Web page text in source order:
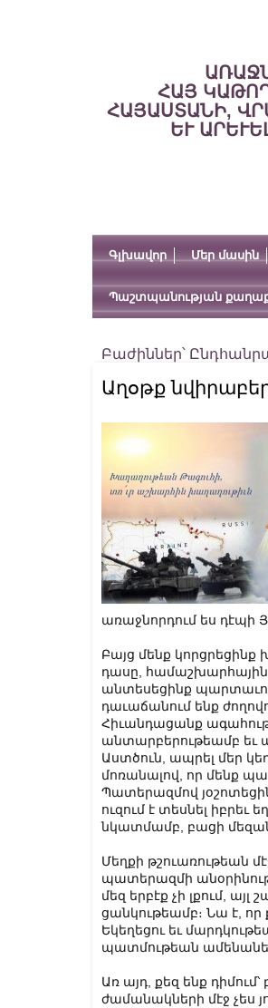
ՀԱՅ
ՀԱՅԱՍՏԱՆԻ,
ԵՒ
Գլխավոր Մեր մասին
Պաշտպանության
Բաժիններ՝
Աղօթք
առաջնորդում ես դէպի
Բայց մենք
դասը, համաշխարհային
անտեսեցինք
դաւաճանում ենք
Հիւանդացանք
անտարբերութեամբ եւ
Աստծուն, ապրել մեր
մոռանալով, որ մենք
Պատերազմով
ուզում է տեսնել իբրեւ
նկատմամբ, բացի
Մեղքի թշուառութեան
պատերազմի
մեզ երբէք չի լքում, այլ
ցանկութեամբ։ Նա է,
Եկեղեցու եւ
պատմութեան ամենանեղ
Առ այդ, քեզ ենք
ժամանակների մէջ չես